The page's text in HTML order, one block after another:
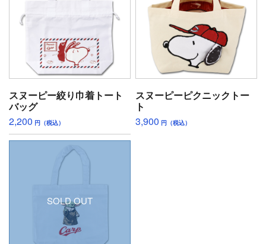
スヌーピー絞り巾着トート
バッグ
2,200 円（税込）
スヌーピーピクニックトー
ト
3,900 円（税込）
SOLD OUT